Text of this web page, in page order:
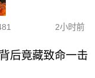
2小时前
后竟藏致命一击